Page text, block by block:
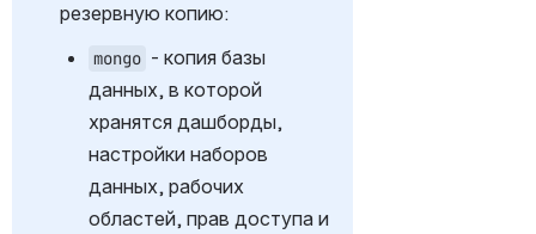
резервную копию:
mongo - копия базы
данных, в которой
хранятся дашборды,
настройки наборов
данных, рабочих
областей, прав доступа и